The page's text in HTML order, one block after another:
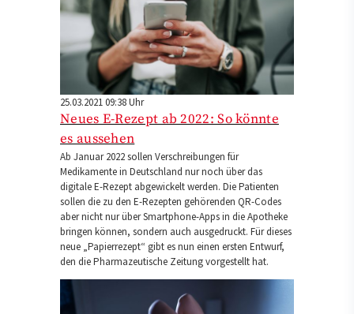
25.03.2021 09:38 Uhr
Neues E-Rezept ab 2022: So könnte
es aussehen
Ab Januar 2022 sollen Verschreibungen für
Medikamente in Deutschland nur noch über das
digitale E-Rezept abgewickelt werden. Die Patienten
sollen die zu den E-Rezepten gehörenden QR-Codes
aber nicht nur über Smartphone-Apps in die Apotheke
bringen können, sondern auch ausgedruckt. Für dieses
neue „Papierrezept“ gibt es nun einen ersten Entwurf,
den die Pharmazeutische Zeitung vorgestellt hat.